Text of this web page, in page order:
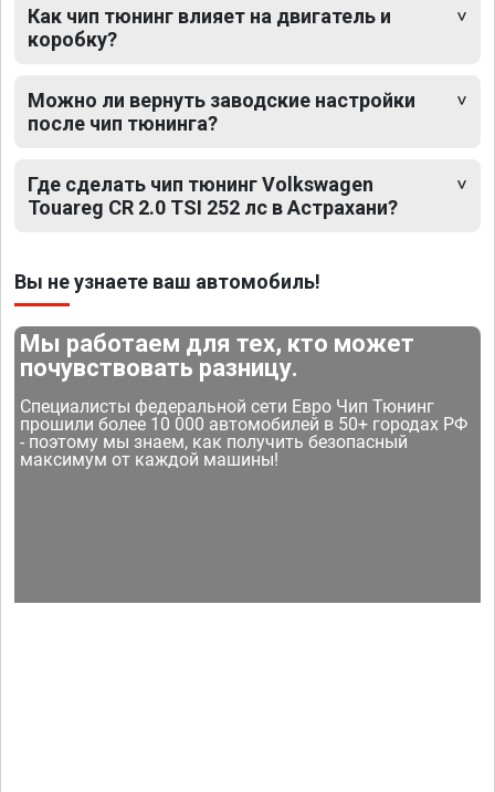
Как чип тюнинг влияет на двигатель и
коробку?
Можно ли вернуть заводские настройки
после чип тюнинга?
Где сделать чип тюнинг Volkswagen
Touareg CR 2.0 TSI 252 лс в Астрахани?
Вы не узнаете ваш автомобиль!
Мы работаем для тех, кто может
почувствовать разницу.
Специалисты федеральной сети Евро Чип Тюнинг
прошили более 10 000 автомобилей в 50+ городах РФ
- поэтому мы знаем, как получить безопасный
максимум от каждой машины!